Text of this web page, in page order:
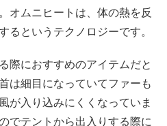
オムニヒートは、体の熱を反
るというテクノロジーです。
際におすすめのアイテムだと
は細目になっていてファーも
が入り込みにくくなっていま
でテントから出入りする際に